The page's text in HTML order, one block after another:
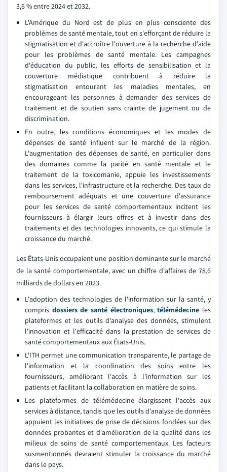
3,6 % entre 2024 et 2032.
L'Amérique du Nord est de plus en plus consciente des
problèmes de santé mentale, tout en s'efforçant de réduire la
stigmatisation et d'accroître l'ouverture à la recherche d'aide
pour les problèmes de santé mentale. Les campagnes
d'éducation du public, les efforts de sensibilisation et la
couverture médiatique contribuent à réduire la
stigmatisation entourant les maladies mentales, en
encourageant les personnes à demander des services de
traitement et de soutien sans crainte de jugement ou de
discrimination.
En outre, les conditions économiques et les modes de
dépenses de santé influent sur le marché de la région.
L'augmentation des dépenses de santé, en particulier dans
des domaines comme la parité en santé mentale et le
traitement de la toxicomanie, appuie les investissements
dans les services, l'infrastructure et la recherche. Des taux de
remboursement adéquats et une couverture d'assurance
pour les services de santé comportementaux incitent les
fournisseurs à élargir leurs offres et à investir dans des
traitements et des technologies innovants, ce qui stimule la
croissance du marché.
Les États-Unis occupaient une position dominante sur le marché
de la santé comportementale, avec un chiffre d'affaires de 78,6
milliards de dollars en 2023.
L'adoption des technologies de l'information sur la santé, y
compris dossiers de santé électroniques,télémédecine les
plateformes et les outils d'analyse des données, stimulent
l'innovation et l'efficacité dans la prestation de services de
santé comportementaux aux États-Unis.
L'ITH permet une communication transparente, le partage de
l'information et la coordination des soins entre les
fournisseurs, améliorant l'accès à l'information sur les
patients et facilitant la collaboration en matière de soins.
Les plateformes de télémédecine élargissent l'accès aux
services à distance, tandis que les outils d'analyse de données
appuient les initiatives de prise de décisions fondées sur des
données probantes et d'amélioration de la qualité dans les
milieux de soins de santé comportementaux. Les facteurs
susmentionnés devraient stimuler la croissance du marché
dans le pays.